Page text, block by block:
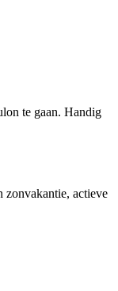
te gaan. Handig
zonvakantie, actieve